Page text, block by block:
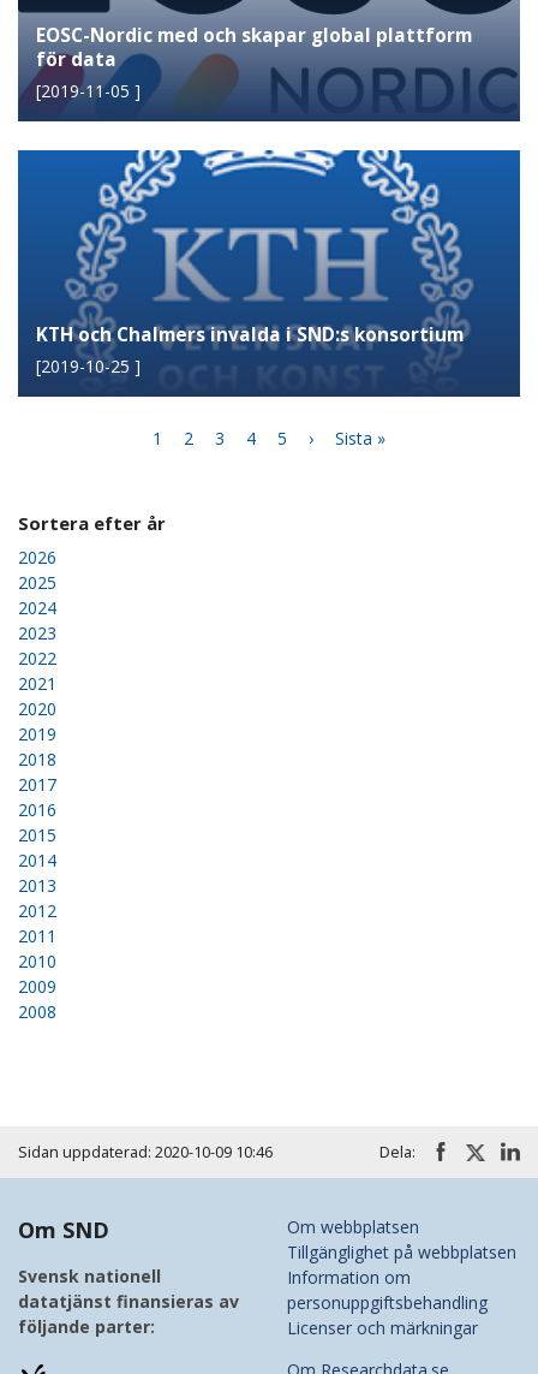
EOSC-Nordic med och skapar global plattform
för data
[2019-11-05 ]
KTH och Chalmers invalda i SND:s konsortium
[2019-10-25 ]
Nuvarande
1 Page
2 Page
3 Page
4 Page
5
Nästa
›
Sista
Sista »
Sortera efter år
2026
2025
2024
2023
2022
2021
2020
2019
2018
2017
2016
2015
2014
2013
2012
2011
2010
2009
2008
Sidan uppdaterad: 2020-10-09 10:46 Dela:
Om SND
Svensk nationell
datatjänst finansieras av
följande parter:
Om webbplatsen
Tillgänglighet på webbplatsen
Information om
personuppgiftsbehandling
Licenser och märkningar
Om Researchdata.se